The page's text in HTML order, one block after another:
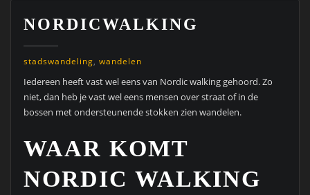
NORDICWALKING
stadswandeling, wandelen
Iedereen heeft vast wel eens van Nordic walking gehoord. Zo
niet, dan heb je vast wel eens mensen over straat of in de
bossen met ondersteunende stokken zien wandelen.
WAAR KOMT
NORDIC WALKING